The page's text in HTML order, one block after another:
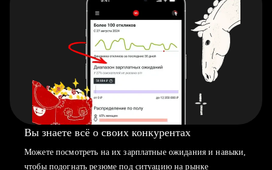
Вы знаете всё о своих конкурентах
Можете посмотреть на их зарплатные ожидания и навыки,
чтобы подогнать резюме под ситуацию на рынке